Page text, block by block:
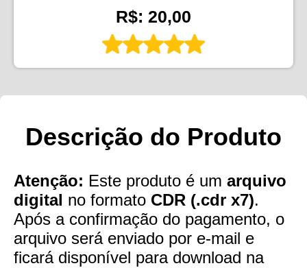
R$: 20,00
Descrição do Produto
Atenção: Este produto é um arquivo
digital no formato CDR (.cdr x7).
Após a confirmação do pagamento, o
arquivo será enviado por e-mail e
ficará disponível para download na